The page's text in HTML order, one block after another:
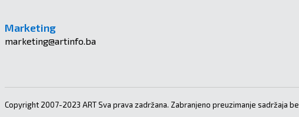
Marketing
marketing@artinfo.ba
Copyright 2007-2023 ART Sva prava zadržana. Zabranjeno preuzimanje sadržaja